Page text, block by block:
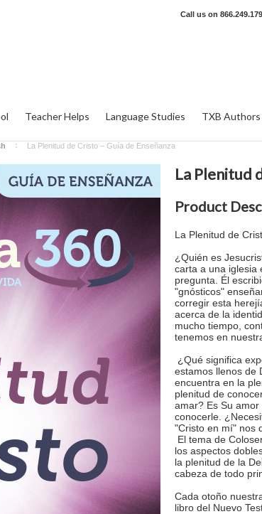
Call us on
Teacher Helps Language Studies TXB Authors
La Plenitud de Cristo – Guía de Enseñanza
La Plenitud
Product
La Plenitud de
¿Quién es
carta a una iglesia
pregunta. Él
"gnósticos"
corregir esta
acerca de la
mucho tiempo,
tenemos en
¿Qué significa
estamos llenos de
encuentra en la
plenitud de
amar? Es Su
conocerle.
"Cristo en mí" nos
El tema de
los aspectos
la plenitud de la
cabeza de todo
Cada otoño
libro del Nuevo